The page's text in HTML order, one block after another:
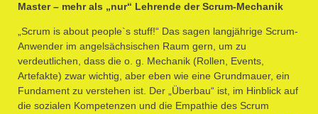
Master – mehr als „nur“ Lehrende der Scrum-Mechanik
„Scrum is about people`s stuff!“ Das sagen langjährige Scrum-
Anwender im angelsächsischen Raum gern, um zu
verdeutlichen, dass die o. g. Mechanik (Rollen, Events,
Artefakte) zwar wichtig, aber eben wie eine Grundmauer, ein
Fundament zu verstehen ist. Der „Überbau“ ist, im Hinblick auf
die sozialen Kompetenzen und die Empathie des Scrum